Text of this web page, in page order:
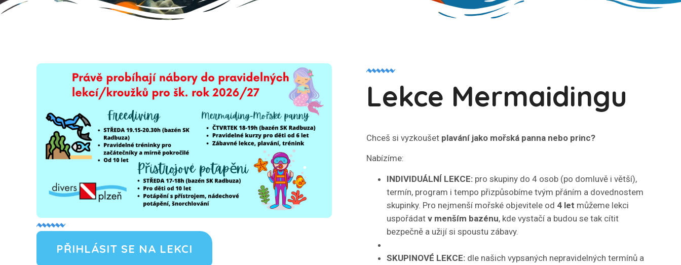
PŘIHLÁSIT SE NA LEKCI
Lekce Mermaidingu
Chceš si vyzkoušet plavání jako mořská panna nebo princ?
Nabízíme:
INDIVIDUÁLNÍ LEKCE: pro skupiny do 4 osob (po domluvě i větší),
termín, program i tempo přizpůsobíme tvým přáním a dovednostem
skupinky. Pro nejmenší mořské objevitele od 4 let můžeme lekci
uspořádat v menším bazénu, kde vystačí a budou se tak cítit
bezpečně a užijí si spoustu zábavy.
SKUPINOVÉ LEKCE: dle našich vypsaných nepravidelných termínů a